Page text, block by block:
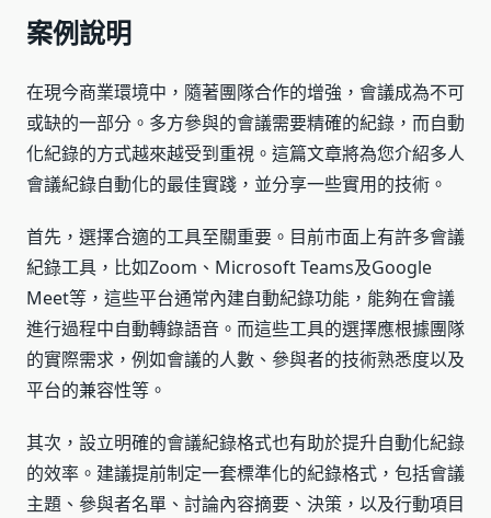
案例說明
在現今商業環境中，隨著團隊合作的增強，會議成為不可
或缺的一部分。多方參與的會議需要精確的紀錄，而自動
化紀錄的方式越來越受到重視。這篇文章將為您介紹多人
會議紀錄自動化的最佳實踐，並分享一些實用的技術。
首先，選擇合適的工具至關重要。目前市面上有許多會議
紀錄工具，比如Zoom、Microsoft Teams及Google
Meet等，這些平台通常內建自動紀錄功能，能夠在會議
進行過程中自動轉錄語音。而這些工具的選擇應根據團隊
的實際需求，例如會議的人數、參與者的技術熟悉度以及
平台的兼容性等。
其次，設立明確的會議紀錄格式也有助於提升自動化紀錄
的效率。建議提前制定一套標準化的紀錄格式，包括會議
主題、參與者名單、討論內容摘要、決策，以及行動項目